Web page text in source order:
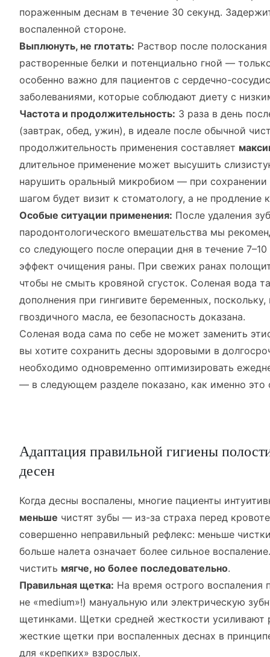
пораженным деснам в течение 30 секунд.
воспаленной стороне.
Выплюнуть, не глотать: Раствор после
растворенные белки и потенциально гной —
особенно важно для пациентов с сердечно-
заболеваниями, которые соблюдают диету с
Частота и продолжительность: 3 раза в день
(завтрак, обед, ужин), в идеале после обычной
продолжительность применения составляет
длительное применение может высушить
нарушить оральный микробиом — при
шагом будет визит к стоматологу, а не продление
Особые ситуации применения: После удаления
пародонтологического вмешательства мы
со следующего после операции дня в течение
эффект очищения раны. При свежих ранах
чтобы не смыть кровяной сгусток. Соленая вода
дополнения при гингивите беременных,
гвоздичного масла, ее безопасность доказана.
Соленая вода сама по себе не может заменить
вы хотите сохранить десны здоровыми в
необходимо одновременно оптимизировать
— в следующем разделе показано, как именно это
Адаптация правильной гигиены
десен
Когда десны воспалены, многие пациенты
меньше чистят зубы — из-за страха перед
совершенно неправильный рефлекс: меньше
больше налета означает более сильное
чистить мягче, но более последовательно.
Правильная щетка: На время острого воспаления
не «medium»!) мануальную или электрическую
щетинками. Щетки средней жесткости усиливают
жесткие щетки при воспаленных деснах в
для «крепких» взрослых.